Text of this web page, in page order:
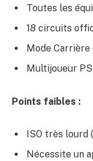
Toutes les
18 circuits
Mode
Multijoueur
Points faibles :
ISO très lourd
Nécessite un